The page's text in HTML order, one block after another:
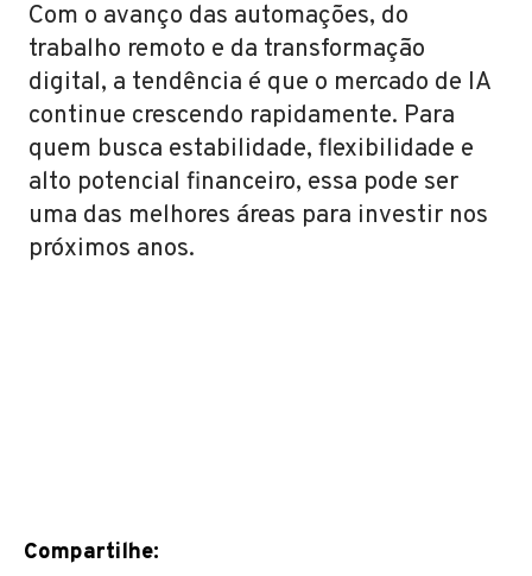
Com o avanço das automações, do
trabalho remoto e da transformação
digital, a tendência é que o mercado de IA
continue crescendo rapidamente. Para
quem busca estabilidade, flexibilidade e
alto potencial financeiro, essa pode ser
uma das melhores áreas para investir nos
próximos anos.
Compartilhe: